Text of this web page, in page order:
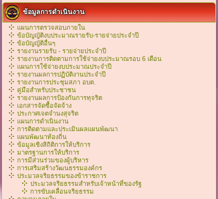
ข้อมูลการดำเนินงาน
แผนการตรวจสอบภายใน
ข้อบัญญัติงบประมาณรายรับ-รายจ่ายประจำปี
ข้อบัญญัติอื่นๆ
รายงานรายรับ - รายจ่ายประจำปี
รายงานการติดตามการใช้จ่ายงบประมาณรอบ 6 เดือน
แผนการใช้จ่ายงบประมาณประจำปี
รายงานผลการปฏิบัติงานประจำปี
รายงานการประชุมสภา อบต.
คู่มือสำหรับประชาชน
รายงานผลการป้องกันการทุจริต
เอกสารจัดซื้อจัดจ้าง
ประกาศเจตจำนงสุจริต
แผนการดำเนินงาน
การติดตามและประเมินผลแผนพัฒนา
แผนพัฒนาท้องถิ่น
ข้อมูลเชิงสิถิติการให้บริการ
มาตรฐานการให้บริการ
การมีส่วนร่วมของผู้บริหาร
การเสริมสร้างวัฒนธรรมองค์กร
ประมวลจริยธรรมของข้าราชการ
ประมวลจริยธรรมสำหรับเจ้าหน้าที่ของรัฐ
การขับเคลื่อนจริยธรรม